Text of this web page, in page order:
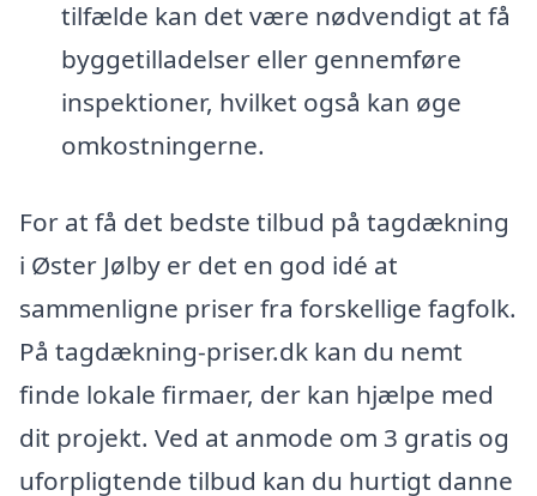
tilfælde kan det være nødvendigt at få
byggetilladelser eller gennemføre
inspektioner, hvilket også kan øge
omkostningerne.
For at få det bedste tilbud på tagdækning
i Øster Jølby er det en god idé at
sammenligne priser fra forskellige fagfolk.
På tagdækning-priser.dk kan du nemt
finde lokale firmaer, der kan hjælpe med
dit projekt. Ved at anmode om 3 gratis og
uforpligtende tilbud kan du hurtigt danne